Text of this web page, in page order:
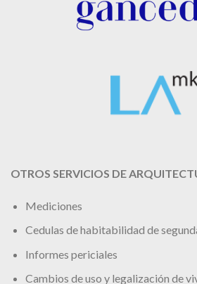
OTROS SERVICIOS DE
Mediciones
Cedulas de habitabilidad de
Informes periciales
Cambios de uso y legalización de